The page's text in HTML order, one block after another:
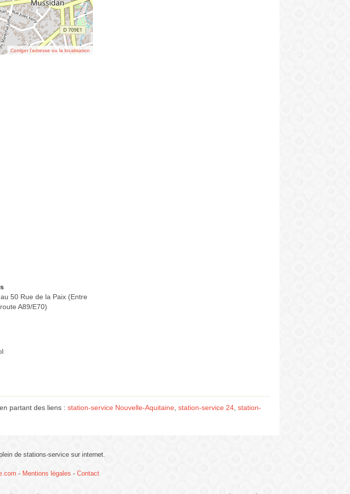
Corriger l’adresse ou la localisation
50 Rue de la Paix (Entre
A89/E70)
partant des liens : station-service Nouvelle-Aquitaine station-service 24 station-
de stations-service sur internet.
- Mentions légales - Contact